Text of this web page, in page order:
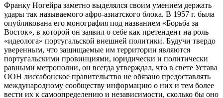
Франку Ногейра заметно выделялся своим умением держать
удары так называемого афро-азиатского блока. В 1957 г. была
опубликована его монография под названием «Борьба за
Восток», в которой он заявил о себе как претендент на роль
«идеолога» португальской внешней политики. Будучи твердо
уверенным, что защищаемые им территории являются
португальскими провинциями, юридически и политически
равными метрополии, он всегда утверждал, что в свете Устава
ООН лиссабонское правительство не обязано предоставлять
международному сообществу информацию о них и тем более
вести их к самоопределению и независимости, сколько бы оно